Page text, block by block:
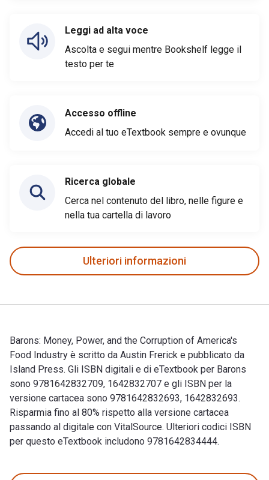
Leggi ad alta voce
Ascolta e segui mentre Bookshelf legge il
testo per te
Accesso offline
Accedi al tuo eTextbook sempre e ovunque
Ricerca globale
Cerca nel contenuto del libro, nelle figure e
nella tua cartella di lavoro
Ulteriori informazioni
Barons: Money, Power, and the Corruption of America's
Food Industry è scritto da Austin Frerick e pubblicato da
Island Press. Gli ISBN digitali e di eTextbook per Barons
sono 9781642832709, 1642832707 e gli ISBN per la
versione cartacea sono 9781642832693, 1642832693.
Risparmia fino al 80% rispetto alla versione cartacea
passando al digitale con VitalSource. Ulteriori codici ISBN
per questo eTextbook includono 9781642834444.